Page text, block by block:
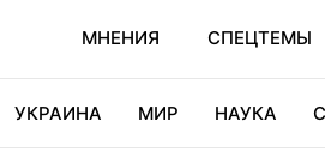
МНЕНИЯ СПЕЦТЕМЫ
УКРАИНА МИР НАУКА